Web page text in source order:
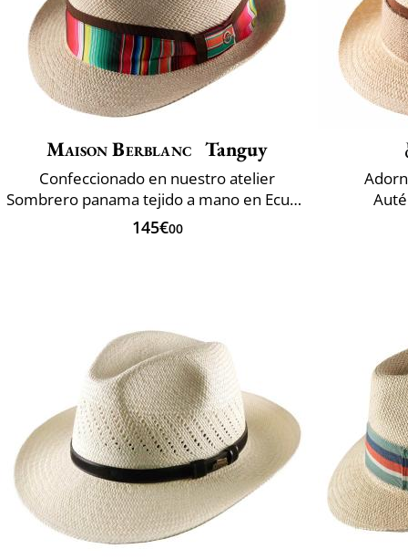
Maison Berblanc Tanguy
Confeccionado en nuestro atelier
Sombrero panama tejido a mano en Ecuador
145€00